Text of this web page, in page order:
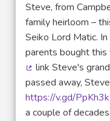
Steve, from
family heirloom –
Seiko Lord Matic.
parents bought
(Lien externe)
link Steve's
passed away,
https://v.gd/PpKh3k
a couple of